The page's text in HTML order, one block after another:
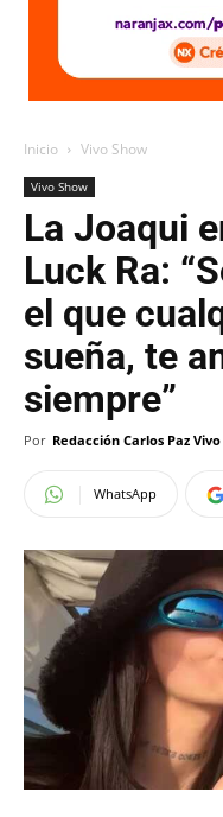
Inicio Vivo Show
Vivo Show
La Joaqui
Luck Ra:
el que
sueña, te
siempre”
Por Redacción Carlos Paz Vivo
WhatsApp